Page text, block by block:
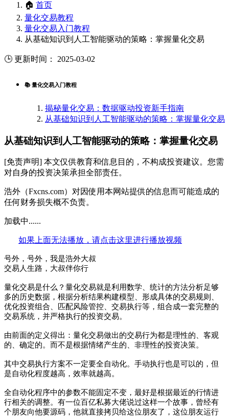
🏠 首页
量化交易教程
量化交易入门教程
从基础知识到人工智能驱动的策略：掌握量化交易
🕒 更新时间： 2025-03-02
📚 量化交易入门教程
揭秘量化交易：数据驱动投资新手指南
从基础知识到人工智能驱动的策略：掌握量化交易
从基础知识到人工智能驱动的策略：掌握量化交易
[免责声明] 本文仅供教育和信息目的，不构成投资建议。您需
对自身的投资决策承担全部责任。
浩外（Fxcns.com）对因使用本网站提供的信息而可能造成的
任何财务损失概不负责。
加载中......
如果上面无法播放，请点击这里进行播放视频
号外，号外，我是浩外大叔
交易人生路，大叔伴你行
量化交易是什么？量化交易就是利用数学、统计的方法分析足够
多的历史数据，根据分析结果构建模型、形成具体的交易规则、
优化投资组合、匹配风险管控、交易执行等，组合成一套完整的
交易系统，并严格执行的投资交易。
由前面的定义得出：量化交易做出的交易行为都是理性的、客观
的、确定的。而不是根据情绪产生的、非理性的投资决策。
其中交易执行方案不一定要全自动化。手动执行也是可以的，但
是自动化程度越高，效率就越高。
全自动化程序中的参数不能固定不变，最好是根据最近的行情进
行相关的调整。有一位百亿私募大佬说过这样一个故事，曾经有
个朋友向他要源码，他就直接拷贝给这位朋友了，这位朋友运行